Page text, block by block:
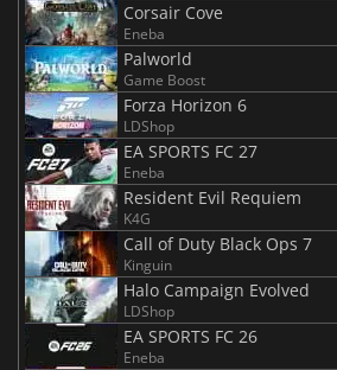
Corsair Cove
Eneba
Palworld
Game Boost
Forza Horizon 6
LDShop
EA SPORTS FC 27
Eneba
Resident Evil Requiem
K4G
Call of Duty Black Ops 7
Kinguin
Halo Campaign Evolved
LDShop
EA SPORTS FC 26
Eneba